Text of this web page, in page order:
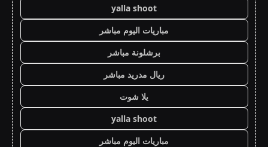
yalla shoot
مباريات اليوم مباشر
برشلونة مباشر
ريال مدريد مباشر
يلا شوت
yalla shoot
مباريات اليوم مباشر